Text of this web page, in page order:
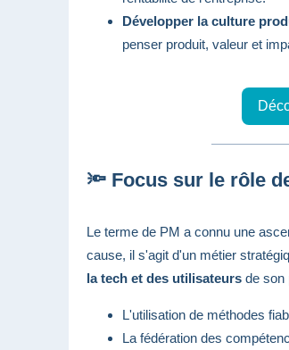
Développer la culture
penser produit, valeur et
🔦 Focus sur le rôle
Le terme de PM a connu une
cause, il s'agit d'un métier
la tech et des utilisateurs de son
L'utilisation de méthodes
La fédération des